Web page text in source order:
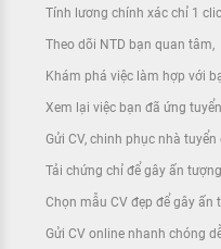
Tính lương chính xác chỉ 1
Theo dõi NTD bạn quan tâm
Khám phá việc làm hợp với
Xem lại việc bạn đã ứng tuyển
Gửi CV, chinh phục nhà tuyển
Tải chứng chỉ để gây ấn tượng
Chọn mẫu CV đẹp để gây ấn
Gửi CV online nhanh chóng